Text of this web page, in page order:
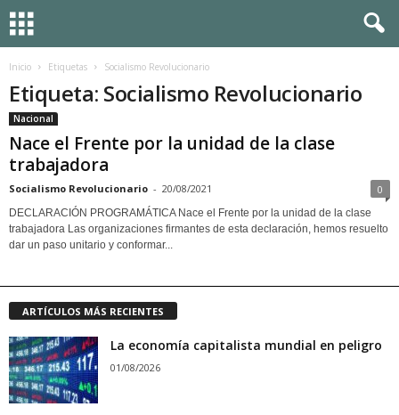
Inicio Etiquetas Socialismo Revolucionario
Etiqueta: Socialismo Revolucionario
Nacional
Nace el Frente por la unidad de la clase
trabajadora
Socialismo Revolucionario - 20/08/2021 0
DECLARACIÓN PROGRAMÁTICA Nace el Frente por la unidad de la clase
trabajadora Las organizaciones firmantes de esta declaración, hemos resuelto
dar un paso unitario y conformar...
ARTÍCULOS MÁS RECIENTES
La economía capitalista mundial en peligro
01/08/2026